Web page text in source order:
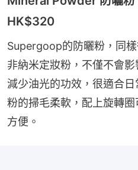
HK$320
Supergoop的防曬粉，同
非納米定妝粉，不僅不會
減少油光的功效，很適合
粉的掃毛柔軟，配上旋轉
方便。